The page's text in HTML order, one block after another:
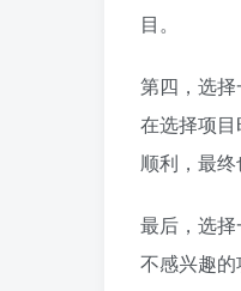
目。
第四，选
在选择项
顺利，最终
最后，选
不感兴趣